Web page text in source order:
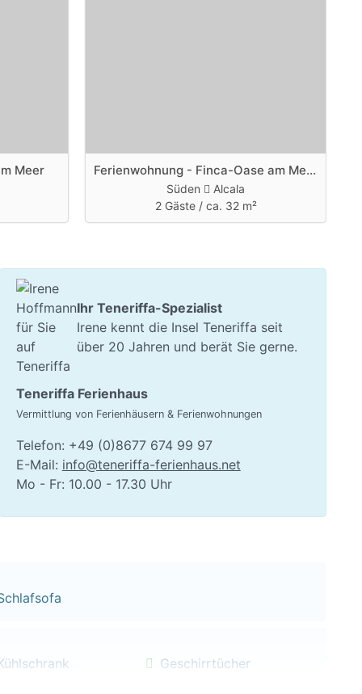
Meer Ferienwohnung - Finca-Oase am Meer
Süden
Alcala
2 Gäste / ca. 32 m²
Ihr Teneriffa-Spezialist
Irene kennt die Insel Teneriffa seit
über 20 Jahren und berät Sie gerne.
Teneriffa Ferienhaus
Vermittlung von Ferienhäusern & Ferienwohnungen
Telefon: +49 (0)8677 674 99 97
E-Mail: info@teneriffa-ferienhaus.net
Mo - Fr: 10.00 - 17.30 Uhr
Geschirrtücher